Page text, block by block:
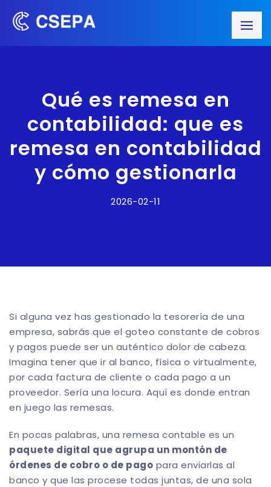
Qué es remesa en
contabilidad: que es
remesa en contabilidad
y cómo gestionarla
2026-02-11
Si alguna vez has gestionado la tesorería de una
empresa, sabrás que el goteo constante de cobros
y pagos puede ser un auténtico dolor de cabeza.
Imagina tener que ir al banco, física o virtualmente,
por cada factura de cliente o cada pago a un
proveedor. Sería una locura. Aquí es donde entran
en juego las remesas.
En pocas palabras, una remesa contable es un
paquete digital que agrupa un montón de
órdenes de cobro o de pago para enviarlas al
banco y que las procese todas juntas, de una sola